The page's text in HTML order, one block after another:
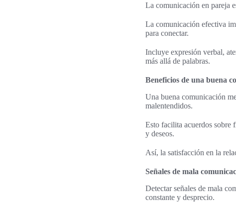
La comunicación en pareja
La comunicación efectiva
para conectar.
Incluye expresión verbal,
más allá de palabras.
Beneficios de una buena
Una buena comunicación
malentendidos.
Esto facilita acuerdos sobre
y deseos.
Así, la satisfacción en la
Señales de mala
Detectar señales de mala
constante y desprecio.